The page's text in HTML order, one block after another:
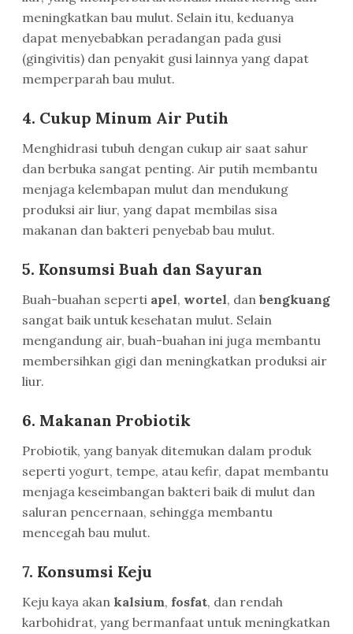
meningkatkan bau mulut. Selain itu, keduanya
dapat menyebabkan peradangan pada gusi
(gingivitis) dan penyakit gusi lainnya yang dapat
memperparah bau mulut.
4. Cukup Minum Air Putih
Menghidrasi tubuh dengan cukup air saat sahur
dan berbuka sangat penting. Air putih membantu
menjaga kelembapan mulut dan mendukung
produksi air liur, yang dapat membilas sisa
makanan dan bakteri penyebab bau mulut.
5. Konsumsi Buah dan Sayuran
Buah-buahan seperti apel, wortel, dan bengkuang
sangat baik untuk kesehatan mulut. Selain
mengandung air, buah-buahan ini juga membantu
membersihkan gigi dan meningkatkan produksi air
liur.
6. Makanan Probiotik
Probiotik, yang banyak ditemukan dalam produk
seperti yogurt, tempe, atau kefir, dapat membantu
menjaga keseimbangan bakteri baik di mulut dan
saluran pencernaan, sehingga membantu
mencegah bau mulut.
7. Konsumsi Keju
Keju kaya akan kalsium, fosfat, dan rendah
karbohidrat, yang bermanfaat untuk meningkatkan